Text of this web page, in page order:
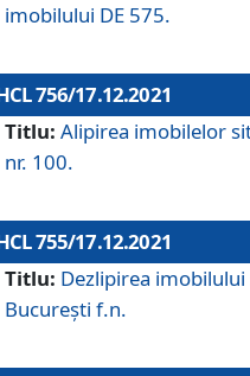
imobilului DE 575.
756/17.12.2021
Titlu: Alipirea imobilelor
nr. 100.
755/17.12.2021
Titlu: Dezlipirea imobilului
București f.n.